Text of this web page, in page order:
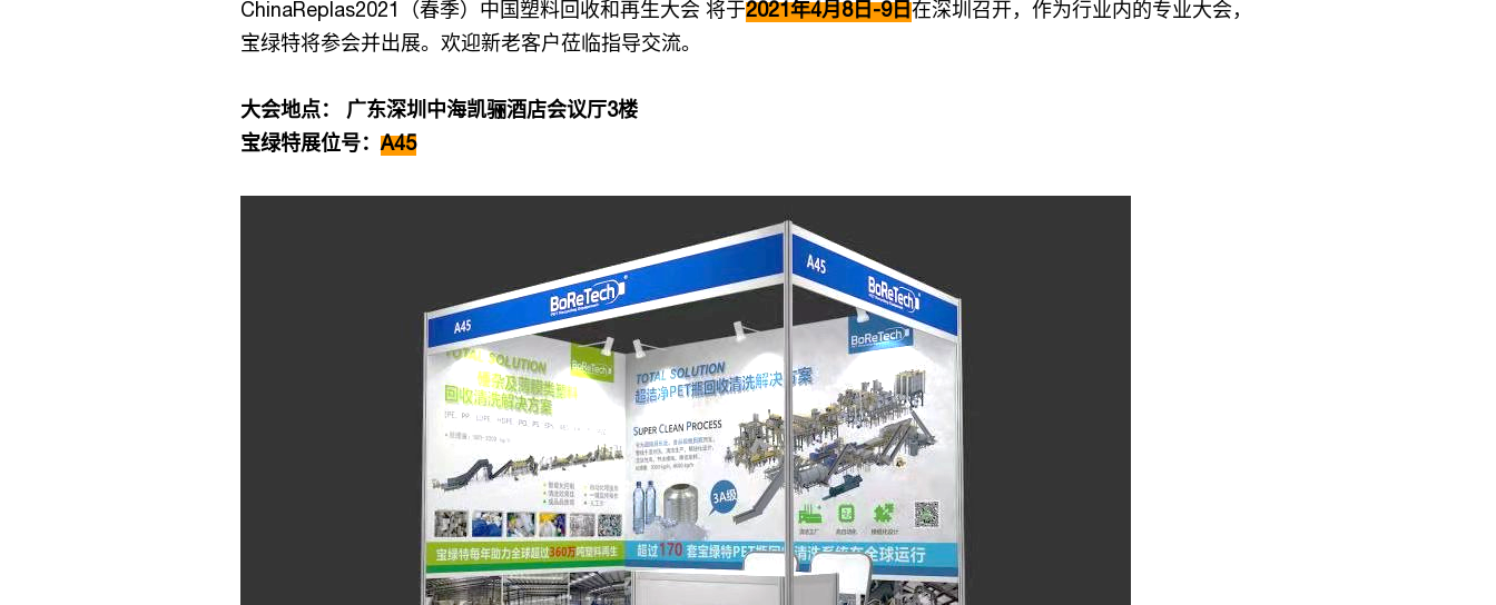
ChinaReplas2021（春季）中国塑料回收和再生大会 将于2021年4月8日-9日 在深圳召开，作为行业内的专业大会，
宝绿特将参会并出展。欢迎新老客户莅临指导交流。
大会地点： 广东深圳中海凯骊酒店会议厅3楼
宝绿特展位号：A45